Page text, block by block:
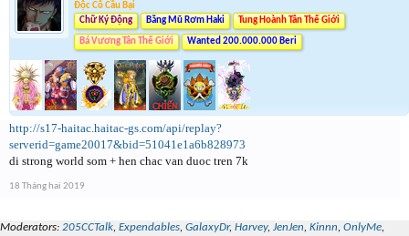
Độc Cô Cầu Bại
Chữ Ký Động
Băng Mũ Rơm Haki Tung Hoành Tân Thế Giới
Bá Vương Tân Thế Giới Wanted 200.000.000 Beri
http://s17-haitac.haitac-gs.com/api/replay?
serverid=game20017&bid=51041e1a6b828973
di strong world som + hen chac van duoc tren 7k
18 Tháng hai 2019
Moderators: 205CCTalk, Expendables, GalaxyDr, Harvey, JenJen, Kinnn, OnlyMe,